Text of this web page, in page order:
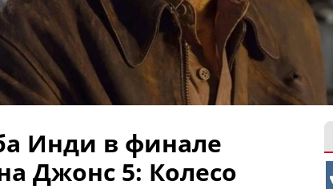
Инди в финале
Джонс 5: Колесо